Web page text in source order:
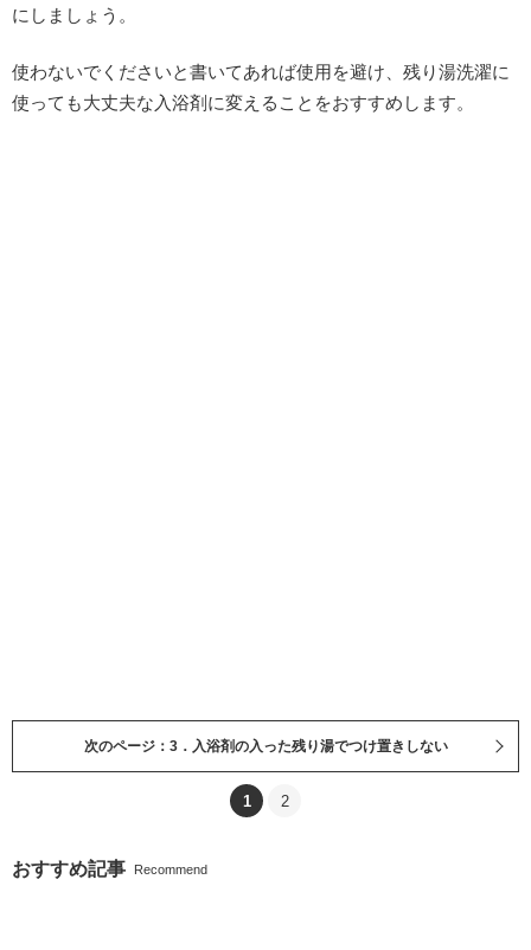
にしましょう。
使わないでくださいと書いてあれば使用を避け、残り湯洗濯に
使っても大丈夫な入浴剤に変えることをおすすめします。
次のページ：3．入浴剤の入った残り湯でつけ置きしない
1 2
おすすめ記事 Recommend